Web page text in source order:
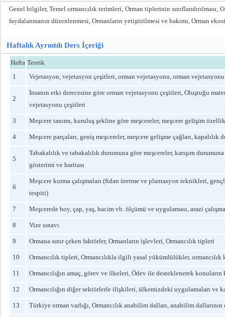
Genel bilgiler, Temel ormancılık terimleri; Orman tiplerinin
faydalanmanın düzenlenmesi, Ormanların yetiştirilmesi ve bakımı, Orman
Haftalık Ayrıntılı Ders İçeriği
Hafta Teorik
1
Vejetasyon, vejetasyon çeşitleri, orman vejetasyonu, orman
2
İnsanın etki derecesine göre orman vejetasyonu çeşitleri, Oluştuğu
vejetasyonu çeşitleri
3 Meşcere tanımı, kuruluş şekline göre meşcereler, meşcere gelişim
4 Meşcere parçaları, geniş meşcereler, meşcere gelişme çağları, kapalılık
5
Tabakalılık ve tabakalılık durumuna göre meşcereler, karışım
gösterimi ve haritası
6
Meşcere kurma çalışmaları (fidan üretme ve plantasyon teknikleri,
tespiti)
7 Meşcerede boy, çap, yaş, hacim vb. ölçümü ve uygulaması, arazi
8 Vize sınavı
9 Ormana sınır çeken faktörler, Ormanların işlevleri, Ormancılık tipleri
10 Ormancılık tipleri, Ormancılıkla ilgili yasal yükümlülükler,
11 Ormancılığın amaç, görev ve ilkeleri, Ödev ile desteklenerek konuların
12 Ormancılığın diğer sektörlerle ilişkileri, ülkemizdeki uygulamaları ve
13 Türkiye orman varlığı, Ormancılık anabilim dalları, anabilim